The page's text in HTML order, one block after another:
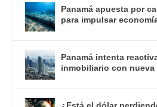
Panamá apuesta por
para impulsar
Panamá intenta
inmobiliario con